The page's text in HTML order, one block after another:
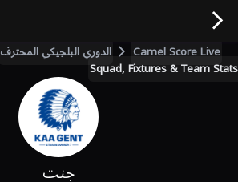
Camel Score Live الدوري البلجيكي المحترف
Squad, Fixtures & Team Stats
جنت